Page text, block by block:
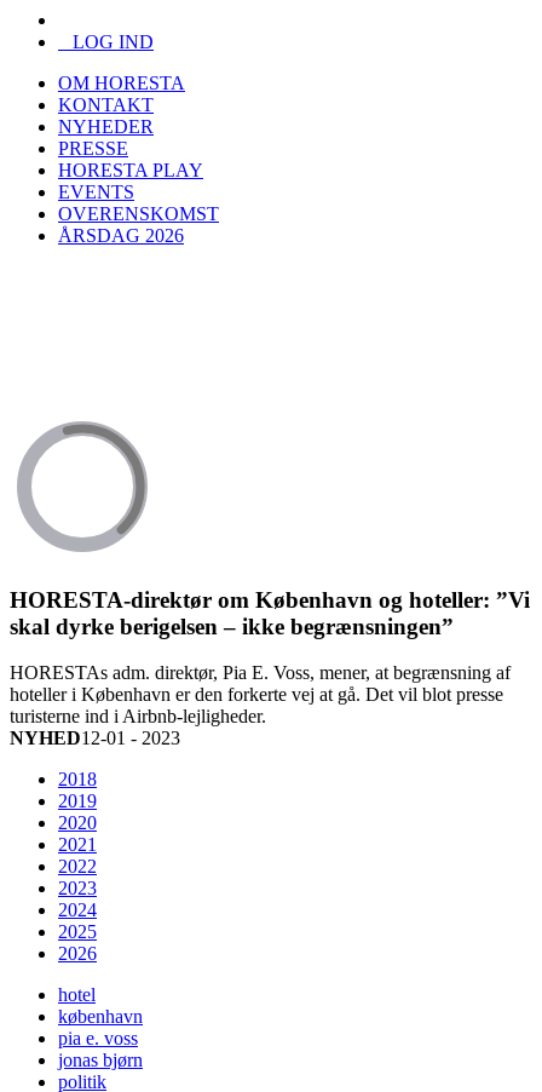
LOG IND
OM HORESTA
KONTAKT
NYHEDER
PRESSE
HORESTA PLAY
EVENTS
OVERENSKOMST
ÅRSDAG 2026
HORESTA-direktør om København og hoteller: ”Vi
skal dyrke berigelsen – ikke begrænsningen”
HORESTAs adm. direktør, Pia E. Voss, mener, at begrænsning af
hoteller i København er den forkerte vej at gå. Det vil blot presse
turisterne ind i Airbnb-lejligheder.
NYHED12-01 - 2023
2018
2019
2020
2021
2022
2023
2024
2025
2026
hotel
københavn
pia e. voss
jonas bjørn
politik